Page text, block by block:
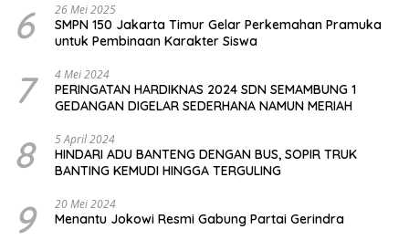
6 26 Mei 2025
SMPN 150 Jakarta Timur Gelar Perkemahan Pramuka
untuk Pembinaan Karakter Siswa
7 4 Mei 2024
PERINGATAN HARDIKNAS 2024 SDN SEMAMBUNG 1
GEDANGAN DIGELAR SEDERHANA NAMUN MERIAH
8 5 April 2024
HINDARI ADU BANTENG DENGAN BUS, SOPIR TRUK
BANTING KEMUDI HINGGA TERGULING
9 20 Mei 2024
Menantu Jokowi Resmi Gabung Partai Gerindra